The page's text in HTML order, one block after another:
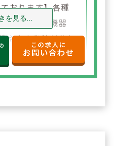
ております】各種
、各種調剤機器
や全自動錠剤分包
など）や、クラウ
体型のレセコンを
を見る...
この求人に
お問い合わせ